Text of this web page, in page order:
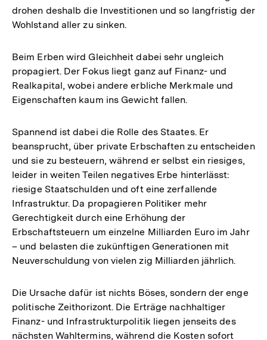
drohen deshalb die Investitionen und so langfristig der
Wohlstand aller zu sinken.
Beim Erben wird Gleichheit dabei sehr ungleich
propagiert. Der Fokus liegt ganz auf Finanz- und
Realkapital, wobei andere erbliche Merkmale und
Eigenschaften kaum ins Gewicht fallen.
Spannend ist dabei die Rolle des Staates. Er
beansprucht, über private Erbschaften zu entscheiden
und sie zu besteuern, während er selbst ein riesiges,
leider in weiten Teilen negatives Erbe hinterlässt:
riesige Staatschulden und oft eine zerfallende
Infrastruktur. Da propagieren Politiker mehr
Gerechtigkeit durch eine Erhöhung der
Erbschaftsteuern um einzelne Milliarden Euro im Jahr
– und belasten die zukünftigen Generationen mit
Neuverschuldung von vielen zig Milliarden jährlich.
Die Ursache dafür ist nichts Böses, sondern der enge
politische Zeithorizont. Die Erträge nachhaltiger
Finanz- und Infrastrukturpolitik liegen jenseits des
nächsten Wahltermins, während die Kosten sofort